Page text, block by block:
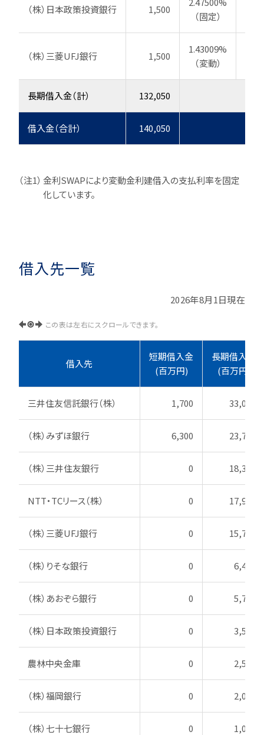
（株）日本政策投資銀行 1,500
（固定）
（株）三菱UFJ銀行 1,500
1.43009%
（変動）
長期借入金（計） 132,050
借入金（合計） 140,050
（注1） 金利SWAPにより変動金利建借入の支払利率を固定
化しています。
借入先一覧
2026年8月1日現在
この表は左右にスクロールできます。
借入先
短期借入金
(百万円)
長期借入金
(百万円)
三井住友信託銀行（株） 1,700 33,090
（株）みずほ銀行 6,300 23,740
（株）三井住友銀行 0 18,350
NTT・TCリース（株） 0 17,900
（株）三菱UFJ銀行 0 15,770
（株）りそな銀行 0 6,450
（株）あおぞら銀行 0 5,750
（株）日本政策投資銀行 0 3,500
農林中央金庫 0 2,500
（株）福岡銀行 0 2,000
（株）七十七銀行 0 1,000